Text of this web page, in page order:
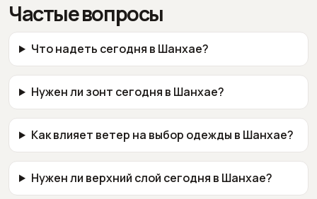
Частые вопросы
Что надеть сегодня в Шанхае?
Нужен ли зонт сегодня в Шанхае?
Как влияет ветер на выбор одежды в Шанхае?
Нужен ли верхний слой сегодня в Шанхае?